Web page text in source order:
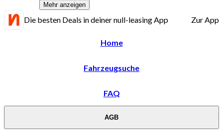
Mehr anzeigen
Die besten Deals in deiner null-leasing App Zur App
Home
Fahrzeugsuche
FAQ
AGB